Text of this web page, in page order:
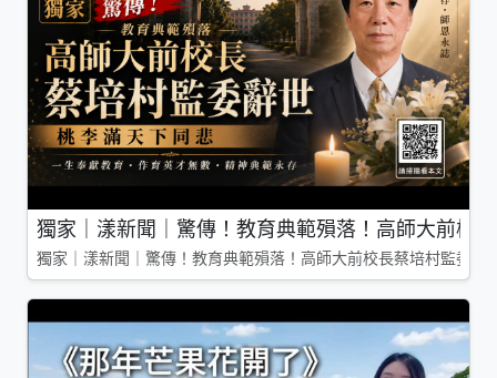
獨家｜漾新聞｜驚傳！教育典範殞落！高師大前校
獨家｜漾新聞｜驚傳！教育典範殞落！高師大前校長蔡培村監委